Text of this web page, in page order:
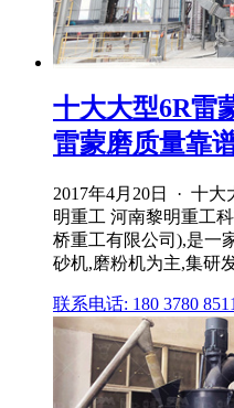
十大大型6R雷
雷蒙磨质量靠
2017年4月20日 · 十
明重工 河南黎明重工
桥重工有限公司),是一
砂机,磨粉机为主,集研
联系电话: 180 3780 8511